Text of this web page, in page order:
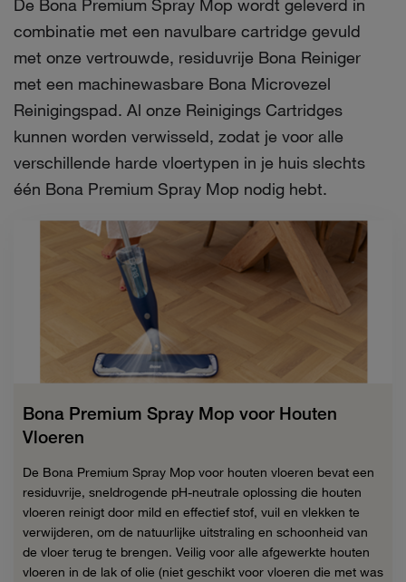
De Bona Premium Spray Mop wordt geleverd in
combinatie met een navulbare cartridge gevuld
met onze vertrouwde, residuvrije Bona Reiniger
met een machinewasbare Bona Microvezel
Reinigingspad. Al onze Reinigings Cartridges
kunnen worden verwisseld, zodat je voor alle
verschillende harde vloertypen in je huis slechts
één Bona Premium Spray Mop nodig hebt.
Bona Premium Spray Mop voor Houten
Vloeren
De Bona Premium Spray Mop voor houten vloeren bevat een
residuvrije, sneldrogende pH-neutrale oplossing die houten
vloeren reinigt door mild en effectief stof, vuil en vlekken te
verwijderen, om de natuurlijke uitstraling en schoonheid van
de vloer terug te brengen. Veilig voor alle afgewerkte houten
vloeren in de lak of olie (niet geschikt voor vloeren die met was